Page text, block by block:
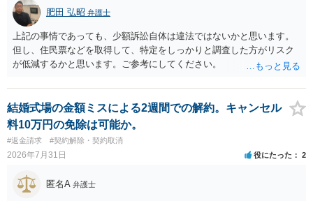
肥田 弘昭 弁護士
上記の事情であっても、少額訴訟自体は違法ではないかと思います。
但し、住民票などを取得して、特定をしっかりと調査した方がリスク
が低減するかと思います。ご参考にしてください。
結婚式場の金額ミスによる2週間での解約。キャンセル
料10万円の免除は可能か。
#返金請求 #契約解除・契約取消
2026年7月31日 役にたった 2
匿名A 弁護士